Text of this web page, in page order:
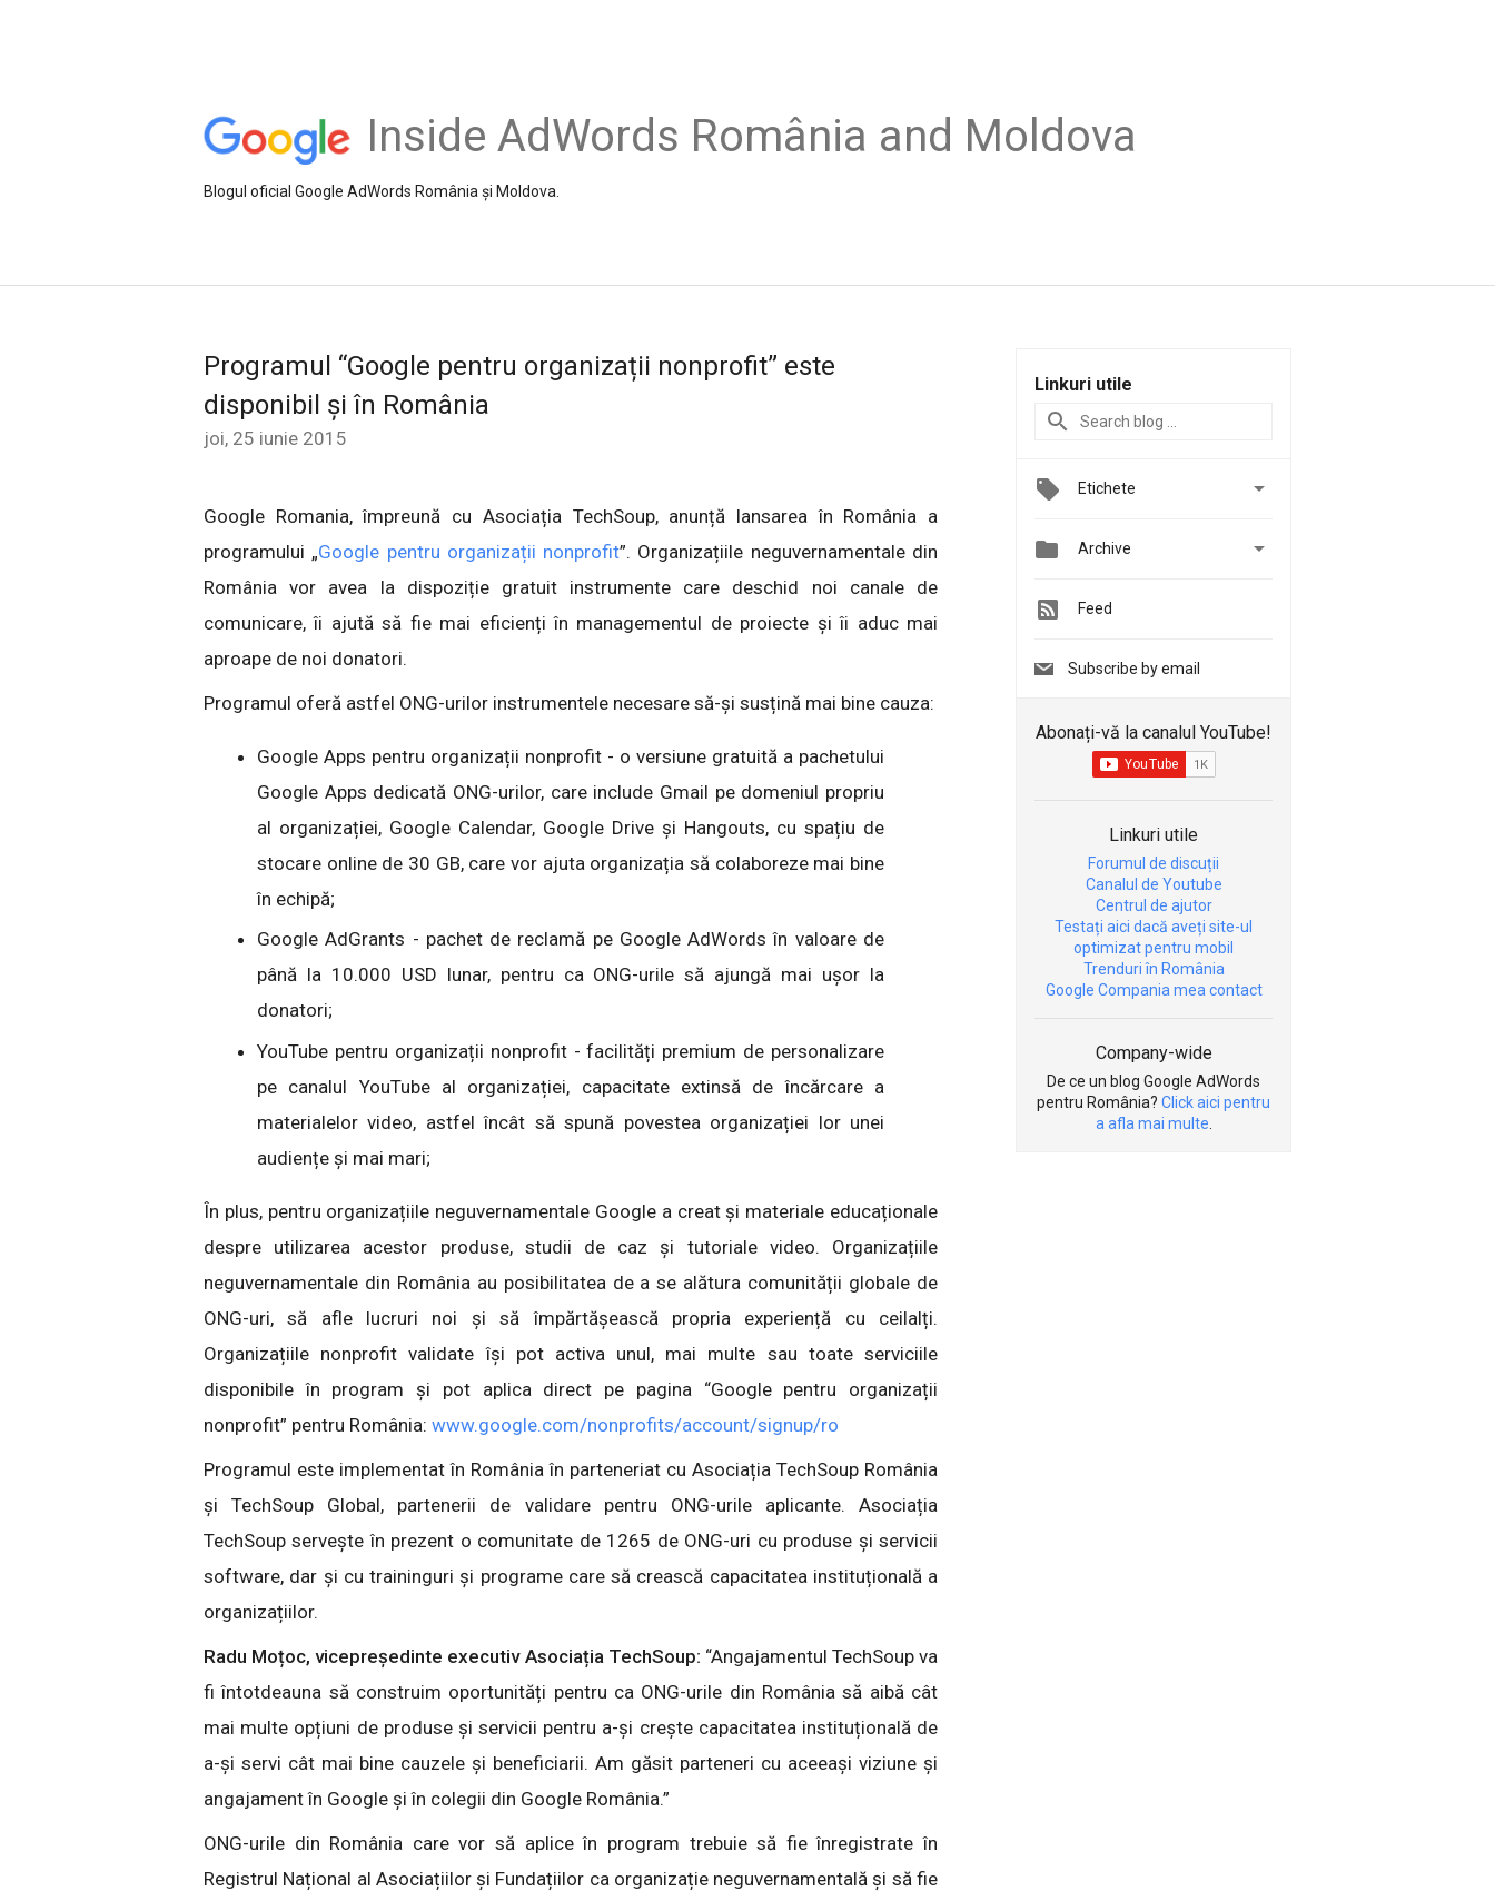
Inside AdWords România and Moldova
Blogul oficial Google AdWords România și Moldova.
Programul “Google pentru organizații nonprofit” este
disponibil și în România
joi, 25 iunie 2015
Google Romania, împreună cu Asociația TechSoup, anunță lansarea în România a
programului „Google pentru organizații nonprofit”. Organizațiile neguvernamentale din
România vor avea la dispoziție gratuit instrumente care deschid noi canale de
comunicare, îi ajută să fie mai eficienți în managementul de proiecte și îi aduc mai
aproape de noi donatori.
Programul oferă astfel ONG-urilor instrumentele necesare să-și susțină mai bine cauza:
Google Apps pentru organizații nonprofit - o versiune gratuită a pachetului
Google Apps dedicată ONG-urilor, care include Gmail pe domeniul propriu
al organizației, Google Calendar, Google Drive și Hangouts, cu spațiu de
stocare online de 30 GB, care vor ajuta organizația să colaboreze mai bine
în echipă;
Google AdGrants - pachet de reclamă pe Google AdWords în valoare de
până la 10.000 USD lunar, pentru ca ONG-urile să ajungă mai ușor la
donatori;
YouTube pentru organizații nonprofit - facilități premium de personalizare
pe canalul YouTube al organizației, capacitate extinsă de încărcare a
materialelor video, astfel încât să spună povestea organizației lor unei
audiențe și mai mari;
În plus, pentru organizațiile neguvernamentale Google a creat și materiale educaționale
despre utilizarea acestor produse, studii de caz și tutoriale video. Organizațiile
neguvernamentale din România au posibilitatea de a se alătura comunității globale de
ONG-uri, să afle lucruri noi și să împărtășească propria experiență cu ceilalți.
Organizațiile nonprofit validate își pot activa unul, mai multe sau toate serviciile
disponibile în program și pot aplica direct pe pagina “Google pentru organizații
nonprofit” pentru România: www.google.com/nonprofits/account/signup/ro
Programul este implementat în România în parteneriat cu Asociația TechSoup România
și TechSoup Global, partenerii de validare pentru ONG-urile aplicante. Asociația
TechSoup servește în prezent o comunitate de 1265 de ONG-uri cu produse și servicii
software, dar și cu traininguri și programe care să crească capacitatea instituțională a
organizațiilor.
Radu Moțoc, vicepreședinte executiv Asociația TechSoup: “Angajamentul TechSoup va
fi întotdeauna să construim oportunități pentru ca ONG-urile din România să aibă cât
mai multe opțiuni de produse și servicii pentru a-și crește capacitatea instituțională de
a-și servi cât mai bine cauzele și beneficiarii. Am găsit parteneri cu aceeași viziune și
angajament în Google și în colegii din Google România.”
ONG-urile din România care vor să aplice în program trebuie să fie înregistrate în
Registrul Național al Asociațiilor și Fundațiilor ca organizație neguvernamentală și să fie
Linkuri utile
Etichete 
 Archive 
Feed
Subscribe by email
Abonați-vă la canalul YouTube!
Linkuri utile
Forumul de discuții
Canalul de Youtube
Centrul de ajutor
Testați aici dacă aveți site-ul
optimizat pentru mobil
Trenduri în România
Google Compania mea contact
Company-wide
De ce un blog Google AdWords
pentru România? Click aici pentru
a afla mai multe